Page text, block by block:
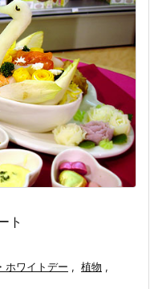
ト
ホワイトデー , 植物 ,